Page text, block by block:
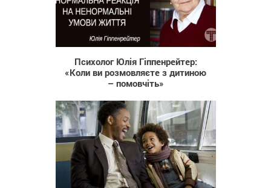
32 849
Психолог Юлія Гіппенрейтер:
«Коли ви розмовляєте з дитиною
– помовчіть»
709